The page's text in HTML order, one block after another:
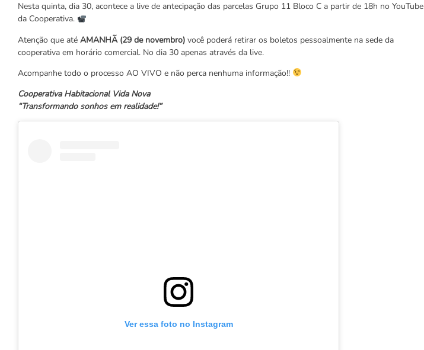
Nesta quinta, dia 30, acontece a live de antecipação das parcelas Grupo 11 Bloco C a partir de 18h no YouTube
da Cooperativa.
Atenção que até AMANHÃ (29 de novembro) você poderá retirar os boletos pessoalmente na sede da
cooperativa em horário comercial. No dia 30 apenas através da live.
Acompanhe todo o processo AO VIVO e não perca nenhuma informação!!
Cooperativa Habitacional Vida Nova
“Transformando sonhos em realidade!”
Ver essa foto no Instagram